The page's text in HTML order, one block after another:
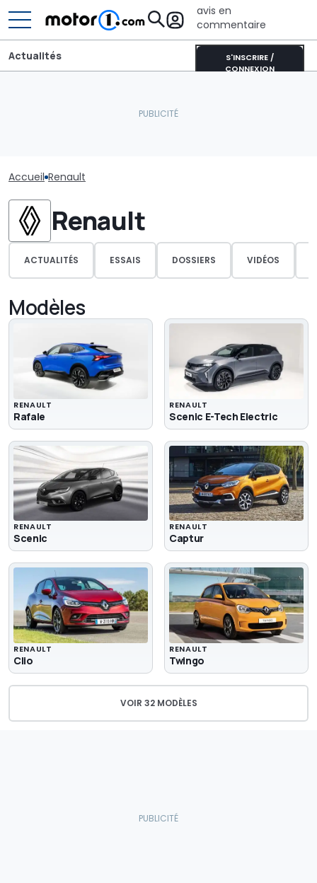
avis en
commentaire
S'INSCRIRE /
CONNEXION
Actualités
Accueil Renault
Renault
ACTUALITÉS ESSAIS DOSSIERS VIDÉOS
Modèles
RENAULT
Rafale
RENAULT
Scenic E-Tech Electric
RENAULT
Scenic
RENAULT
Captur
RENAULT
Clio
RENAULT
Twingo
VOIR 32 MODÈLES